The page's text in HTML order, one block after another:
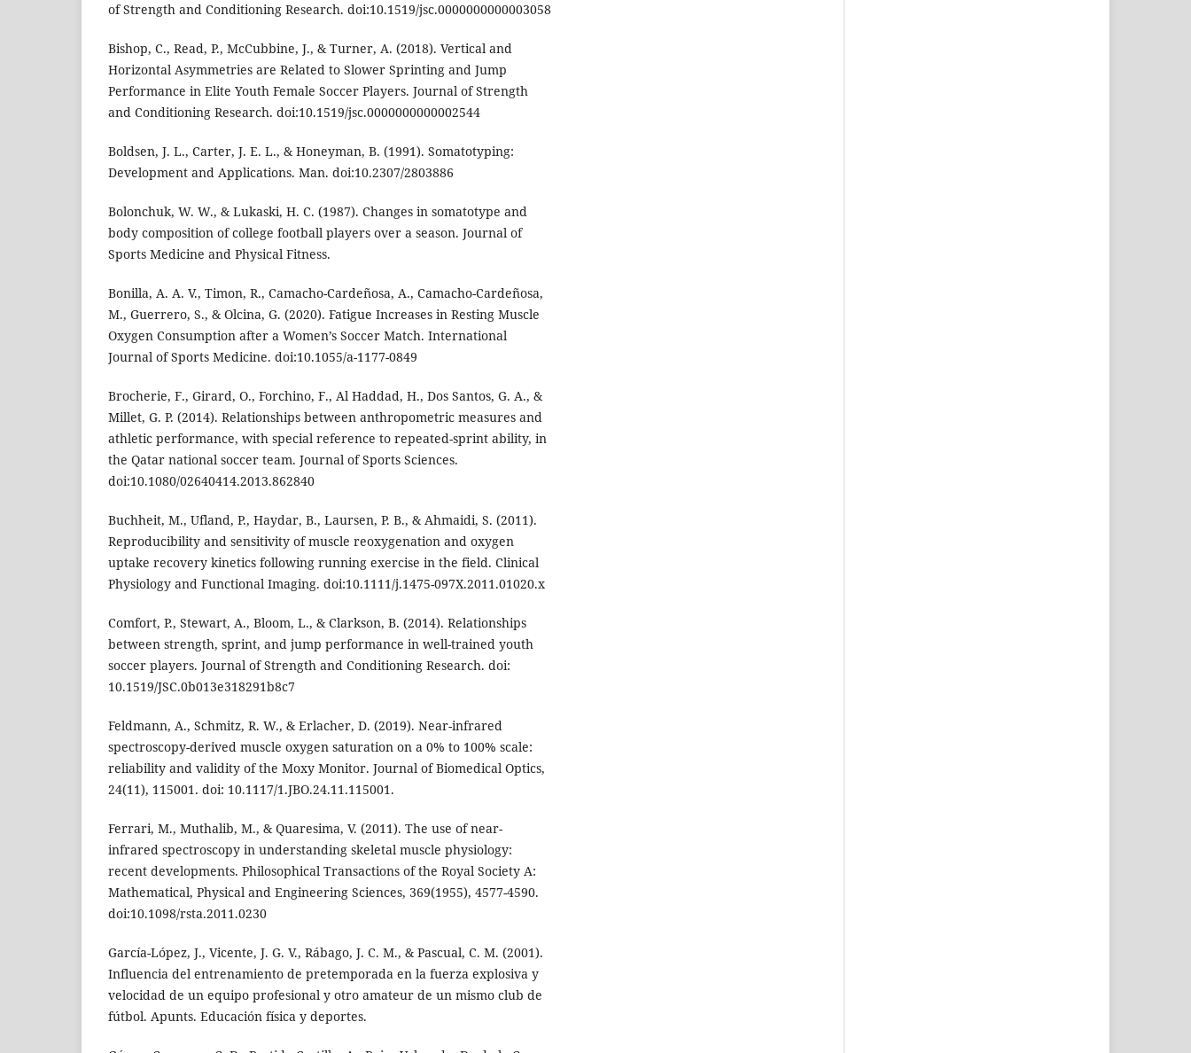
of Strength and Conditioning Research. doi:10.1519/jsc.0000000000003058
Bishop, C., Read, P., McCubbine, J., & Turner, A. (2018). Vertical and
Horizontal Asymmetries are Related to Slower Sprinting and Jump
Performance in Elite Youth Female Soccer Players. Journal of Strength
and Conditioning Research. doi:10.1519/jsc.0000000000002544
Boldsen, J. L., Carter, J. E. L., & Honeyman, B. (1991). Somatotyping:
Development and Applications. Man. doi:10.2307/2803886
Bolonchuk, W. W., & Lukaski, H. C. (1987). Changes in somatotype and
body composition of college football players over a season. Journal of
Sports Medicine and Physical Fitness.
Bonilla, A. A. V., Timon, R., Camacho-Cardeñosa, A., Camacho-Cardeñosa,
M., Guerrero, S., & Olcina, G. (2020). Fatigue Increases in Resting Muscle
Oxygen Consumption after a Women’s Soccer Match. International
Journal of Sports Medicine. doi:10.1055/a-1177-0849
Brocherie, F., Girard, O., Forchino, F., Al Haddad, H., Dos Santos, G. A., &
Millet, G. P. (2014). Relationships between anthropometric measures and
athletic performance, with special reference to repeated-sprint ability, in
the Qatar national soccer team. Journal of Sports Sciences.
doi:10.1080/02640414.2013.862840
Buchheit, M., Ufland, P., Haydar, B., Laursen, P. B., & Ahmaidi, S. (2011).
Reproducibility and sensitivity of muscle reoxygenation and oxygen
uptake recovery kinetics following running exercise in the field. Clinical
Physiology and Functional Imaging. doi:10.1111/j.1475-097X.2011.01020.x
Comfort, P., Stewart, A., Bloom, L., & Clarkson, B. (2014). Relationships
between strength, sprint, and jump performance in well-trained youth
soccer players. Journal of Strength and Conditioning Research. doi:
10.1519/JSC.0b013e318291b8c7
Feldmann, A., Schmitz, R. W., & Erlacher, D. (2019). Near-infrared
spectroscopy-derived muscle oxygen saturation on a 0% to 100% scale:
reliability and validity of the Moxy Monitor. Journal of Biomedical Optics,
24(11), 115001. doi: 10.1117/1.JBO.24.11.115001.
Ferrari, M., Muthalib, M., & Quaresima, V. (2011). The use of near-
infrared spectroscopy in understanding skeletal muscle physiology:
recent developments. Philosophical Transactions of the Royal Society A:
Mathematical, Physical and Engineering Sciences, 369(1955), 4577-4590.
doi:10.1098/rsta.2011.0230
García-López, J., Vicente, J. G. V., Rábago, J. C. M., & Pascual, C. M. (2001).
Influencia del entrenamiento de pretemporada en la fuerza explosiva y
velocidad de un equipo profesional y otro amateur de un mismo club de
fútbol. Apunts. Educación física y deportes.